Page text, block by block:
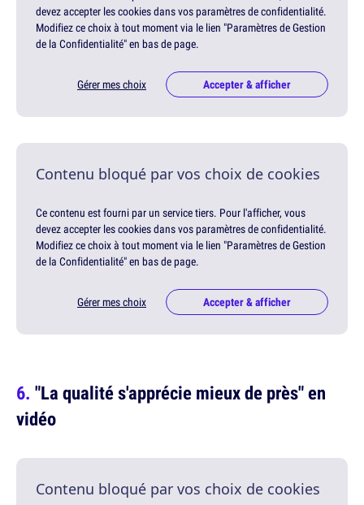
devez accepter les cookies dans vos paramètres de confidentialité.
Modifiez ce choix à tout moment via le lien "Paramètres de Gestion
de la Confidentialité" en bas de page.
Gérer mes choix Accepter & afficher
Contenu bloqué par vos choix de cookies
Ce contenu est fourni par un service tiers. Pour l'afficher, vous
devez accepter les cookies dans vos paramètres de confidentialité.
Modifiez ce choix à tout moment via le lien "Paramètres de Gestion
de la Confidentialité" en bas de page.
Gérer mes choix Accepter & afficher
"La qualité s'apprécie mieux de près" en
vidéo
Contenu bloqué par vos choix de cookies